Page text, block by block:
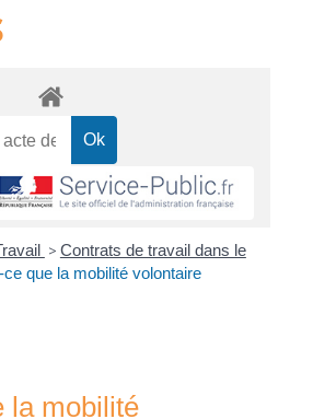
> Contrats de travail dans le
que la mobilité volontaire
la mobilité